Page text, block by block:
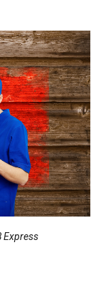
Express